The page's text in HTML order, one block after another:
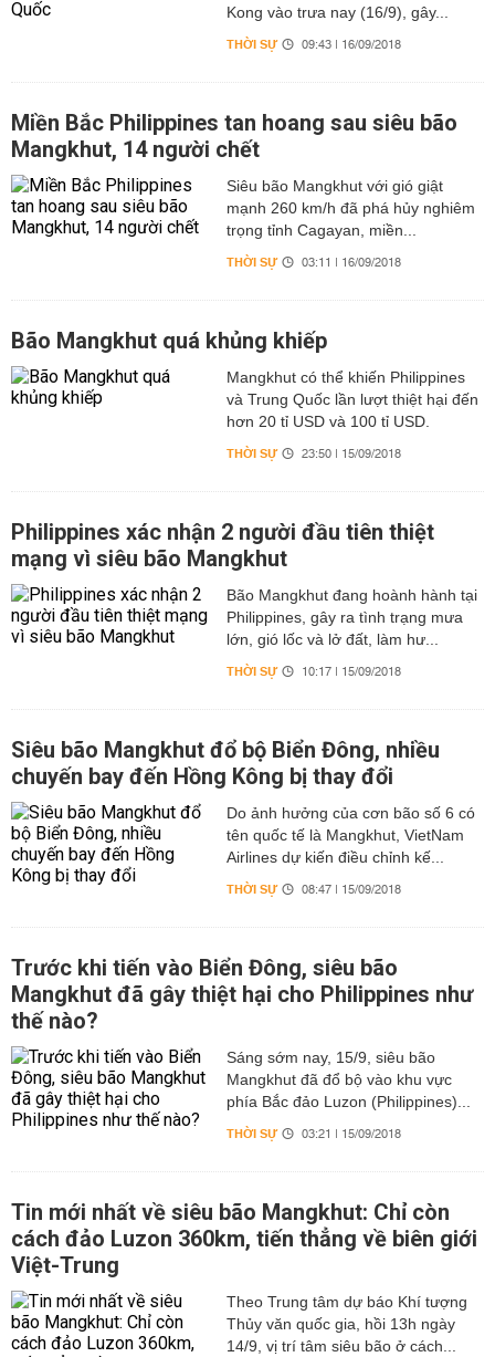
Kong vào trưa nay (16/9), gây...
THỜI SỰ 09:43 | 16/09/2018
Miền Bắc Philippines tan hoang sau siêu bão
Mangkhut, 14 người chết
Siêu bão Mangkhut với gió giật
mạnh 260 km/h đã phá hủy nghiêm
trọng tỉnh Cagayan, miền...
THỜI SỰ 03:11 | 16/09/2018
Bão Mangkhut quá khủng khiếp
Mangkhut có thể khiến Philippines
và Trung Quốc lần lượt thiệt hại đến
hơn 20 tỉ USD và 100 tỉ USD.
THỜI SỰ 23:50 | 15/09/2018
Philippines xác nhận 2 người đầu tiên thiệt
mạng vì siêu bão Mangkhut
Bão Mangkhut đang hoành hành tại
Philippines, gây ra tình trạng mưa
lớn, gió lốc và lở đất, làm hư...
THỜI SỰ 10:17 | 15/09/2018
Siêu bão Mangkhut đổ bộ Biển Đông, nhiều
chuyến bay đến Hồng Kông bị thay đổi
Do ảnh hưởng của cơn bão số 6 có
tên quốc tế là Mangkhut, VietNam
Airlines dự kiến điều chỉnh kế...
THỜI SỰ 08:47 | 15/09/2018
Trước khi tiến vào Biển Đông, siêu bão
Mangkhut đã gây thiệt hại cho Philippines như
thế nào?
Sáng sớm nay, 15/9, siêu bão
Mangkhut đã đổ bộ vào khu vực
phía Bắc đảo Luzon (Philippines)...
THỜI SỰ 03:21 | 15/09/2018
Tin mới nhất về siêu bão Mangkhut: Chỉ còn
cách đảo Luzon 360km, tiến thẳng về biên giới
Việt-Trung
Theo Trung tâm dự báo Khí tượng
Thủy văn quốc gia, hồi 13h ngày
14/9, vị trí tâm siêu bão ở cách...